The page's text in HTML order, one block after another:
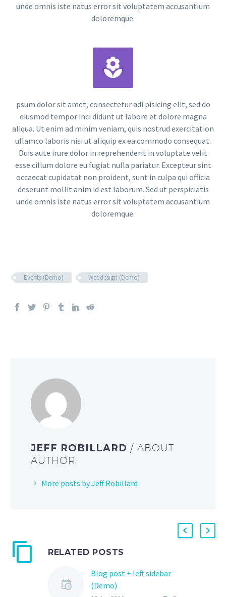
unde omnis iste natus error sit voluptatem accusantium
doloremque.


psum dolor sit amet, consectetur adi pisicing elit, sed do
eiusmod tempor inci didunt ut labore et dolore magna
aliqua. Ut enim ad minim veniam, quis nostrud exercitation
ullamco laboris nisi ut aliquip ex ea commodo consequat.
Duis aute irure dolor in reprehenderit in voluptate velit
esse cillum dolore eu fugiat nulla pariatur. Excepteur sint
occaecat cupidatat non proident, sunt in culpa qui officia
deserunt mollit anim id est laborum. Sed ut perspiciatis
unde omnis iste natus error sit voluptatem accusantium
doloremque.
Events (Demo) Webdesign (Demo)
JEFF ROBILLARD/ ABOUT
AUTHOR
More posts by Jeff Robillard
RELATED POSTS
Blog post + left sidebar
(Demo)